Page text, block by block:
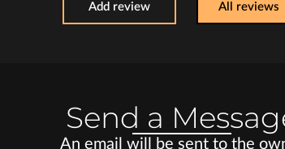
Add review All reviews
Send a
An email will be sent to the